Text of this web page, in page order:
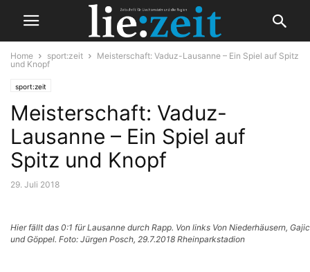
Home sport:zeit
Meisterschaft: Vaduz-Lausanne – Ein Spiel auf Spitz
und Knopf
sport:zeit
Meisterschaft: Vaduz-
Lausanne – Ein Spiel auf
Spitz und Knopf
29. Juli 2018
Hier fällt das 0:1 für Lausanne durch Rapp. Von links Von Niederhäusern, Gajic
und Göppel. Foto: Jürgen Posch, 29.7.2018 Rheinparkstadion